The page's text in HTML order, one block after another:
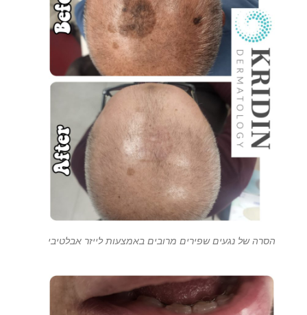
הסרה של נגעים שפירים מרובים באמצעות לייזר אבלטיבי